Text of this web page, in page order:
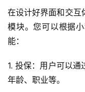
首
页
关
案
在设计好界面和交互
模块。您可以根据
能：
1. 投保：用户可以通
年龄、职业等。